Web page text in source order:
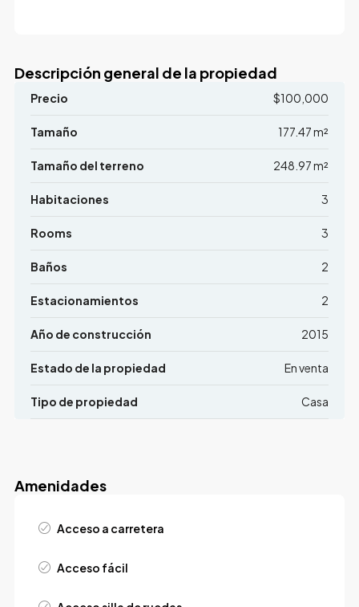
Descripción general de la propiedad
Precio $100,000
Tamaño 177.47 m²
Tamaño del terreno 248.97 m²
Habitaciones 3
Rooms 3
Baños 2
Estacionamientos 2
Año de construcción 2015
Estado de la propiedad En venta
Tipo de propiedad Casa
Amenidades
Acceso a carretera
Acceso fácil